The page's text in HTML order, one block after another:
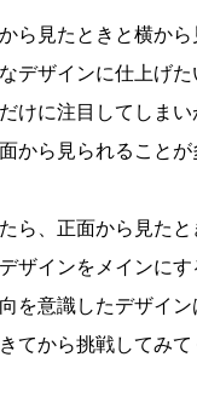
ら見たときと横か
デザインに仕上げ
けに注目してしま
から見られること
ら、正面から見たと
ザインをメインに
を意識したデザイ
てから挑戦してみて